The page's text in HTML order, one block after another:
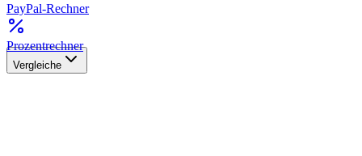
PayPal-Rechner
Prozentrechner
Vergleiche